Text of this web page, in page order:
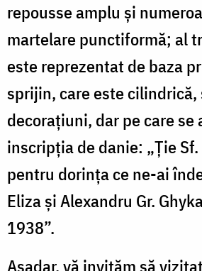
repousse amplu și
martelare punctiformă; al
este reprezentat de baza
sprijin, care este
decorațiuni, dar pe care se
inscripția de danie: „Ție
pentru dorința ce ne-ai
Eliza și Alexandru Gr.
1938”.
Așadar, vă invităm să